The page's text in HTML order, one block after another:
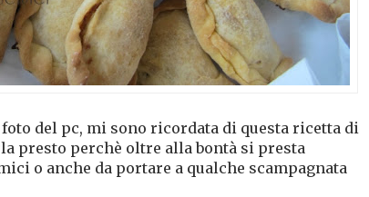
del pc, mi sono ricordata di questa ricetta di
presto perchè oltre alla bontà si presta
o anche da portare a qualche scampagnata